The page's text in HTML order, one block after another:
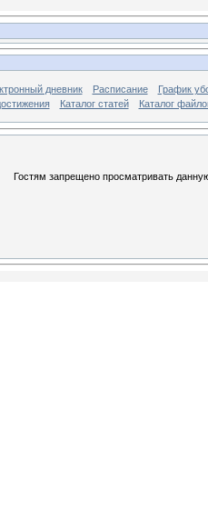
дневник Расписание
График
Каталог статей Каталог
Гостям запрещено просматривать